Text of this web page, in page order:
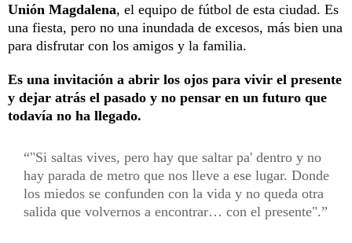
Unión Magdalena, el equipo de fútbol de esta ciudad. Es
una fiesta, pero no una inundada de excesos, más bien una
para disfrutar con los amigos y la familia.
Es una invitación a abrir los ojos para vivir el presente
y dejar atrás el pasado y no pensar en un futuro que
todavía no ha llegado.
"Si saltas vives, pero hay que saltar pa' dentro y no
hay parada de metro que nos lleve a ese lugar. Donde
los miedos se confunden con la vida y no queda otra
salida que volvernos a encontrar… con el presente".